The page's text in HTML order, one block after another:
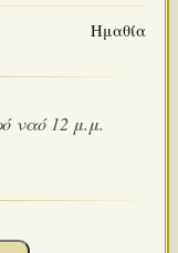
Ημαθία
ναό 12 μ.μ.